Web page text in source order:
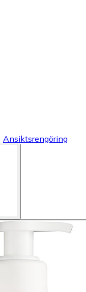
Ansiktsrengöring